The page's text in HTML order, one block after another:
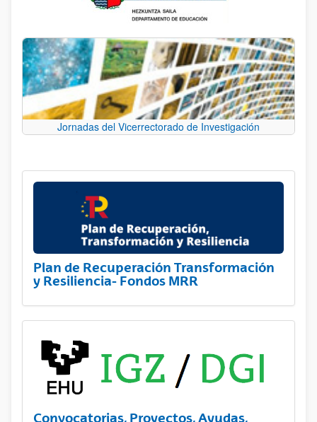
Jornadas del Vicerrectorado de Investigación
Plan de Recuperación Transformación
y Resiliencia- Fondos MRR
Convocatorias, Proyectos, Ayudas,